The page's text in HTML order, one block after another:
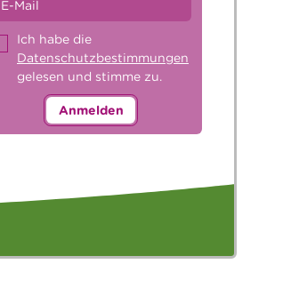
Ich habe die
Datenschutzbestimmungen
gelesen und stimme zu.
Anmelden